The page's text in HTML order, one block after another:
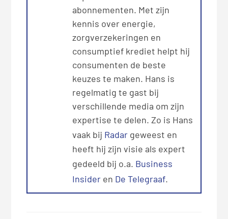
abonnementen. Met zijn
kennis over energie,
zorgverzekeringen en
consumptief krediet helpt hij
consumenten de beste
keuzes te maken. Hans is
regelmatig te gast bij
verschillende media om zijn
expertise te delen. Zo is Hans
vaak bij Radar geweest en
heeft hij zijn visie als expert
gedeeld bij o.a. Business
Insider en De Telegraaf.